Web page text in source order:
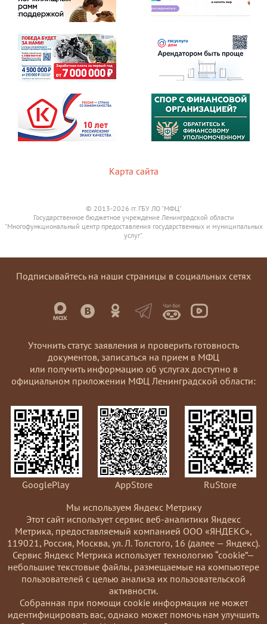
Карта сайта
© 2013-2026 гг. ГБУ ЛО "МФЦ"
Государственное бюджетное учреждение Ленинградской области
"Многофункциональный центр предоставления государственных и муниципальных
услуг".
Подписывайтесь на наши страницы в социальных сетях
Уточнить статус заявления и проверить готовность
документов, записаться на прием в МФЦ
или получить информацию об услугах доступно в
официальном приложении МФЦ Ленинградской области:
GooglePlay AppStore
RuStore
Мы используем Яндекс Метрику
Этот сайт использует сервис веб-аналитики Яндекс
Метрика, предоставляемый компанией ООО «ЯНДЕКС»,
119021, Россия, Москва, ул. Л. Толстого, 16 (далее — Яндекс).
Сервис Яндекс Метрика использует технологию “cookie”—
небольшие текстовые файлы, размещаемые на компьютере
пользователей с целью анализа их пользовательской
активности.
Coбранная при помощи cookie информация не может
идентифицировать вас, однако может помочь нам улучшить